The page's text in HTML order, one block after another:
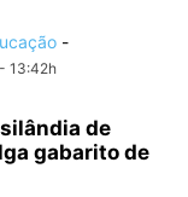
-
13:42h
de
gabarito de